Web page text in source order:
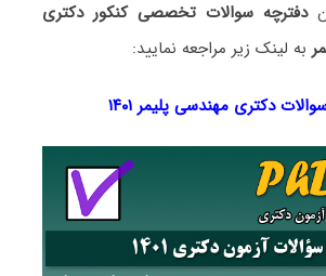
دفترچه سوالات تخصصی کنکور دکتری
به لینک زیر مراجعه نمایید:
دکتری مهندسی پلیمر ۱۴۰۱